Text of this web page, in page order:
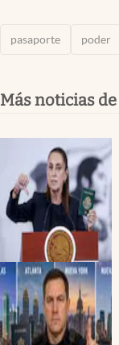
pasaporte poder
Más noticias de